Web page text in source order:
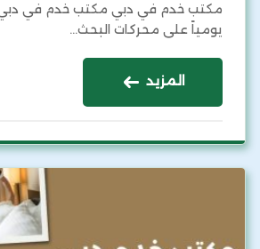
مكتب خدم في دبي مكتب خدم في دبي
يومياً على محركات البحث…
المزيد